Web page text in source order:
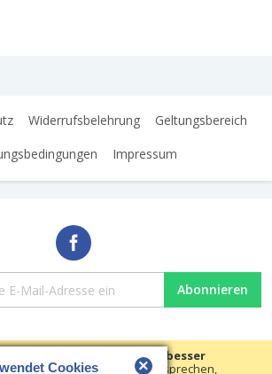
um Ihre Erfahrungen besser
e-Privacy-Richtlinie zu entsprechen,
Widerrufsbelehrung
Geltungsbereich
Impressum
Abonnieren
Cookies ×